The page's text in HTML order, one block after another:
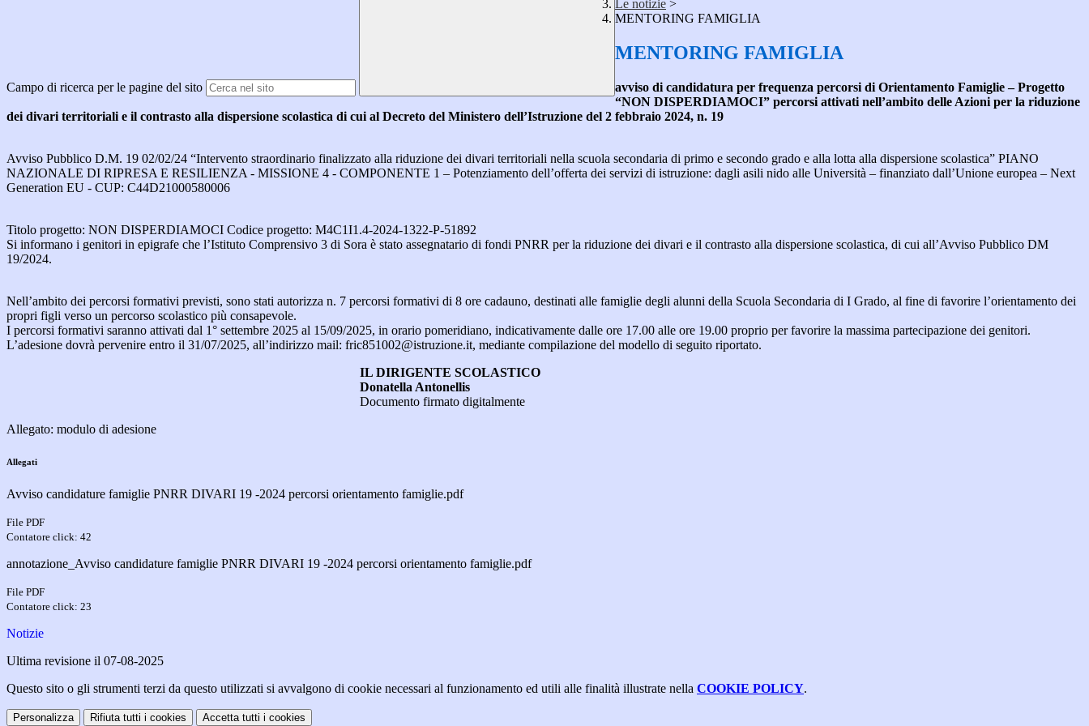
Campo di ricerca per le pagine del sito
Le notizie >
MENTORING FAMIGLIA
MENTORING FAMIGLIA
avviso di candidatura per frequenza percorsi di Orientamento Famiglie – Progetto
“NON DISPERDIAMOCI” percorsi attivati nell’ambito delle Azioni per la riduzione
dei divari territoriali e il contrasto alla dispersione scolastica di cui al Decreto del Ministero dell’Istruzione del 2 febbraio 2024, n. 19
Avviso Pubblico D.M. 19 02/02/24 “Intervento straordinario finalizzato alla riduzione dei divari territoriali nella scuola secondaria di primo e secondo grado e alla lotta alla dispersione scolastica” PIANO
NAZIONALE DI RIPRESA E RESILIENZA - MISSIONE 4 - COMPONENTE 1 – Potenziamento dell’offerta dei servizi di istruzione: dagli asili nido alle Università – finanziato dall’Unione europea – Next
Generation EU - CUP: C44D21000580006
Titolo progetto: NON DISPERDIAMOCI Codice progetto: M4C1I1.4-2024-1322-P-51892
Si informano i genitori in epigrafe che l’Istituto Comprensivo 3 di Sora è stato assegnatario di fondi PNRR per la riduzione dei divari e il contrasto alla dispersione scolastica, di cui all’Avviso Pubblico DM
19/2024.
Nell’ambito dei percorsi formativi previsti, sono stati autorizza n. 7 percorsi formativi di 8 ore cadauno, destinati alle famiglie degli alunni della Scuola Secondaria di I Grado, al fine di favorire l’orientamento dei
propri figli verso un percorso scolastico più consapevole.
I percorsi formativi saranno attivati dal 1° settembre 2025 al 15/09/2025, in orario pomeridiano, indicativamente dalle ore 17.00 alle ore 19.00 proprio per favorire la massima partecipazione dei genitori.
L’adesione dovrà pervenire entro il 31/07/2025, all’indirizzo mail: fric851002@istruzione.it, mediante compilazione del modello di seguito riportato.
IL DIRIGENTE SCOLASTICO
Donatella Antonellis
Documento firmato digitalmente
Allegato: modulo di adesione
Allegati
Avviso candidature famiglie PNRR DIVARI 19 -2024 percorsi orientamento famiglie.pdf
File PDF
Contatore click: 42
annotazione_Avviso candidature famiglie PNRR DIVARI 19 -2024 percorsi orientamento famiglie.pdf
File PDF
Contatore click: 23
Notizie
Ultima revisione il 07-08-2025
Questo sito o gli strumenti terzi da questo utilizzati si avvalgono di cookie necessari al funzionamento ed utili alle finalità illustrate nella COOKIE POLICY.
Personalizza Rifiuta tutti i cookies Accetta tutti i cookies